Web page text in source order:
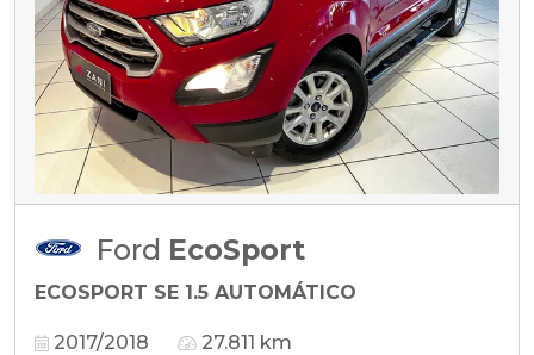
Ford EcoSport
ECOSPORT SE 1.5 AUTOMÁTICO
2017/2018 27.811 km